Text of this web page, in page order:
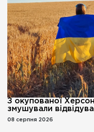
З окупованої
змушували
08 серпня 2026